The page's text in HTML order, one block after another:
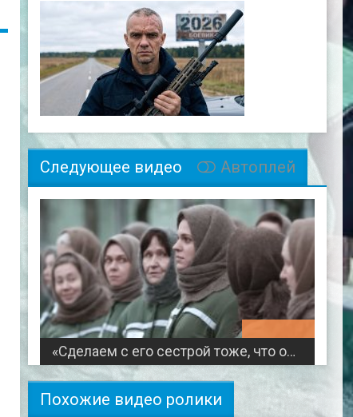
Следующее видео Автоплей
«Сделаем с его сестрой тоже, что он сделал с нами»! / За все заплачено!
Похожие видео ролики